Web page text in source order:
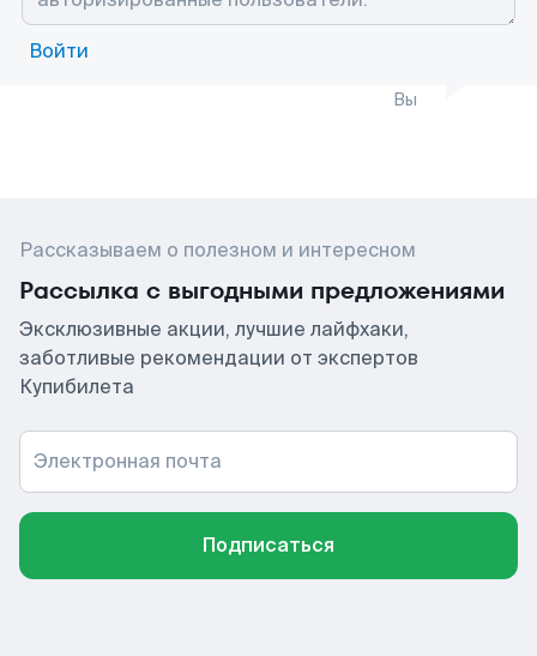
Войти
Вы
Рассказываем о полезном и интересном
Рассылка с выгодными предложениями
Эксклюзивные акции, лучшие лайфхаки,
заботливые рекомендации от экспертов
Купибилета
Электронная почта
Подписаться